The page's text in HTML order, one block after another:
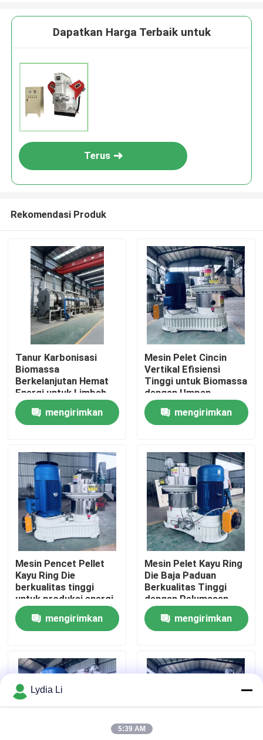
Rumah
Tampilan VR
Tentang kita
Wisata pabrik
Kontrol kualitas
Hubungi kami
Quote request suatu
Mesin Pabrik Pelet
Dapatkan Harga Terbaik untuk
Terus
Rekomendasi Produk
Tanur Karbonisasi
Biomassa
Berkelanjutan Hemat
Energi untuk Limbah
Pertanian
mengirimkan
Mesin Pelet Cincin
Vertikal Efisiensi
Tinggi untuk Biomassa
dengan Umpan
Vertikal dan Desain
Hemat Energimengirimkan
Mesin Pencet Pellet
Kayu Ring Die
berkualitas tinggi
untuk produksi energi
bersih
mengirimkan
Mesin Pelet Kayu Ring
Die Baja Paduan
Berkualitas Tinggi
dengan Pelumasan
Otomatis dan
Transmisi Roda Gigi
Heliks yang Efisien
mengirimkan
Lydia Li
5:39 AM